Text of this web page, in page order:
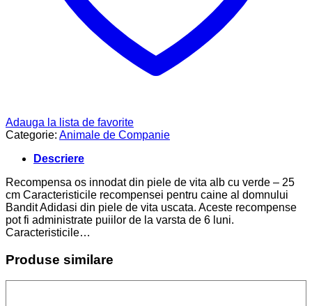
Adauga la lista de favorite
Categorie: Animale de Companie
Descriere
Recompensa os innodat din piele de vita alb cu verde – 25
cm Caracteristicile recompensei pentru caine al domnului
Bandit Adidasi din piele de vita uscata. Aceste recompense
pot fi administrate puiilor de la varsta de 6 luni.
Caracteristicile…
Produse similare